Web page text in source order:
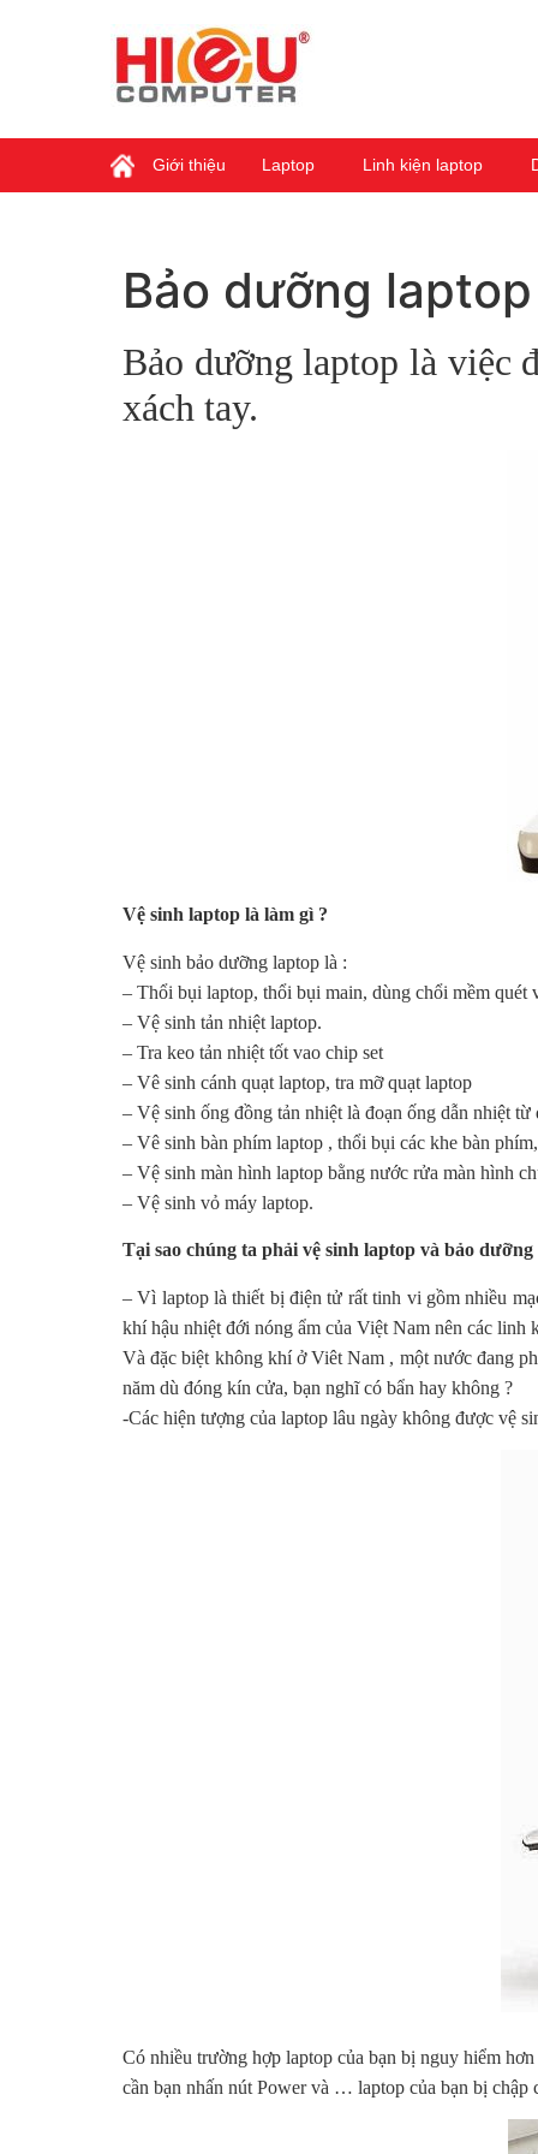
Giới thiệu Laptop Linh kiện laptop
Bảo dưỡng
Bảo dưỡng laptop là việc
xách tay.
Vệ sinh laptop là làm gì ?
Vệ sinh bảo dưỡng laptop là :
– Thổi bụi laptop, thổi bụi main, dùng chổi mềm quét
– Vệ sinh tản nhiệt laptop.
– Tra keo tản nhiệt tốt vao chip set
– Vê sinh cánh quạt laptop, tra mỡ quạt laptop
– Vệ sinh ống đồng tản nhiệt là đoạn ống dẫn nhiệt
– Vê sinh bàn phím laptop , thổi bụi các khe bàn
– Vệ sinh màn hình laptop bằng nước rửa màn hình
– Vệ sinh vỏ máy laptop.
Tại sao chúng ta phải vệ sinh laptop và bảo
– Vì laptop là thiết bị điện tử rất tinh vi gồm nhiều
khí hậu nhiệt đới nóng ẩm của Việt Nam nên các linh
Và đặc biệt không khí ở Viêt Nam , một nước đang
năm dù đóng kín cửa, bạn nghĩ có bẩn hay không ?
-Các hiện tượng của laptop lâu ngày không được vệ
Có nhiều trường hợp laptop của bạn bị nguy hiểm
cần bạn nhấn nút Power và … laptop của bạn bị